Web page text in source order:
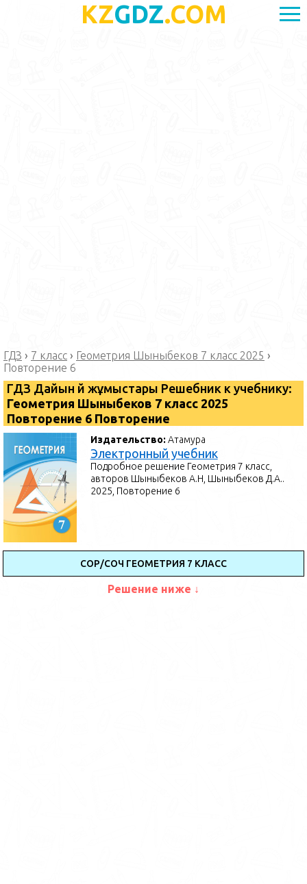
KZGDZ.COM
ГДЗ › 7 класс › Геометрия Шыныбеков 7 класс 2025 ›
Повторение 6
ГДЗ Дайын үй жұмыстары Решебник к учебнику:
Геометрия Шыныбеков 7 класс 2025
Повторение 6 Повторение
Издательство:Атамура
Электронный учебник
Подробное решение Геометрия 7 класс,
авторов Шыныбеков А.Н, Шыныбеков Д.А..
2025, Повторение 6
СОР/СОЧ ГЕОМЕТРИЯ 7 КЛАСС
Решение ниже ↓